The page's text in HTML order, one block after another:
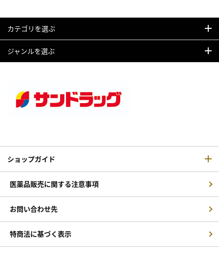
カテゴリを選ぶ
ジャンルを選ぶ
ショップガイド
医薬品販売に関する注意事項
お問い合わせ先
特商法に基づく表示